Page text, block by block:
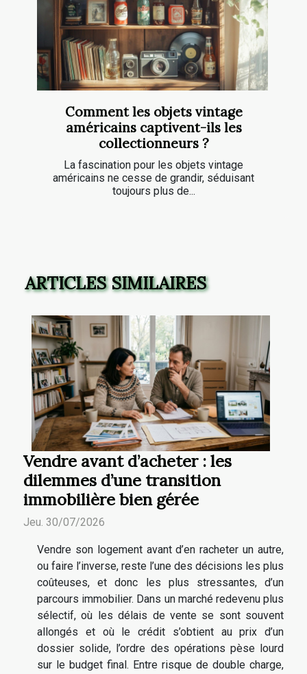
Comment les objets vintage
américains captivent-ils les
collectionneurs ?
La fascination pour les objets vintage
américains ne cesse de grandir, séduisant
toujours plus de...
ARTICLES SIMILAIRES
Vendre avant d’acheter : les
dilemmes d’une transition
immobilière bien gérée
Jeu. 30/07/2026
Vendre son logement avant d’en racheter un autre,
ou faire l’inverse, reste l’une des décisions les plus
coûteuses, et donc les plus stressantes, d’un
parcours immobilier. Dans un marché redevenu plus
sélectif, où les délais de vente se sont souvent
allongés et où le crédit s’obtient au prix d’un
dossier solide, l’ordre des opérations pèse lourd
sur le budget final. Entre risque de double charge,